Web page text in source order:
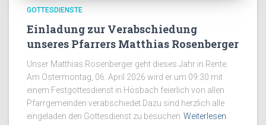
GOTTESDIENSTE
Einladung zur Verabschiedung
unseres Pfarrers Matthias Rosenberger
Unser Matthias Rosenberger geht dieses Jahr in Rente.
Am Ostermontag, 06. April 2026 wird er um 09:30 mit
einem Festgottesdienst in Hösbach feierlich von allen
Pfarrgemeinden verabschiedet.Dazu sind herzlich alle
eingeladen den Gottesdienst zu besuchen Weiterlesen